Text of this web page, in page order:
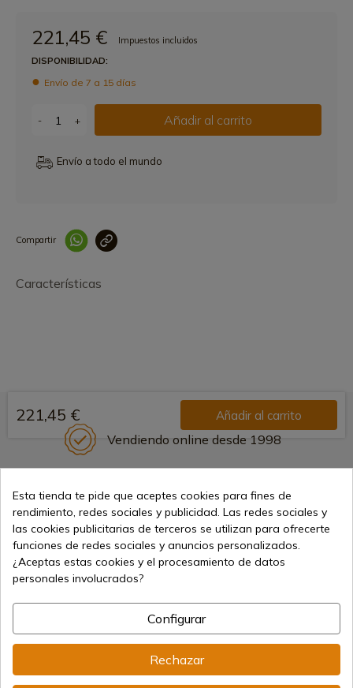
221,45 €
Impuestos incluidos
DISPONIBILIDAD:
Envío de 7 a 15 días
- + Añadir al carrito
Envío a todo el mundo
Compartir
Características
221,45 € Añadir al carrito
Vendiendo online desde 1998
Métodos de pago seguros
Envíos internacionales
Información
Esta tienda te pide que aceptes cookies para fines de
rendimiento, redes sociales y publicidad. Las redes sociales y
las cookies publicitarias de terceros se utilizan para ofrecerte
funciones de redes sociales y anuncios personalizados.
¿Aceptas estas cookies y el procesamiento de datos
personales involucrados?
Configurar
Rechazar